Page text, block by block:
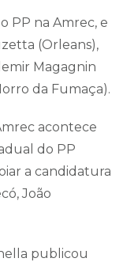
PP na Amrec, e
(Orleans),
Magagnin
da Fumaça).
acontece
do PP
a candidatura
João
publicou